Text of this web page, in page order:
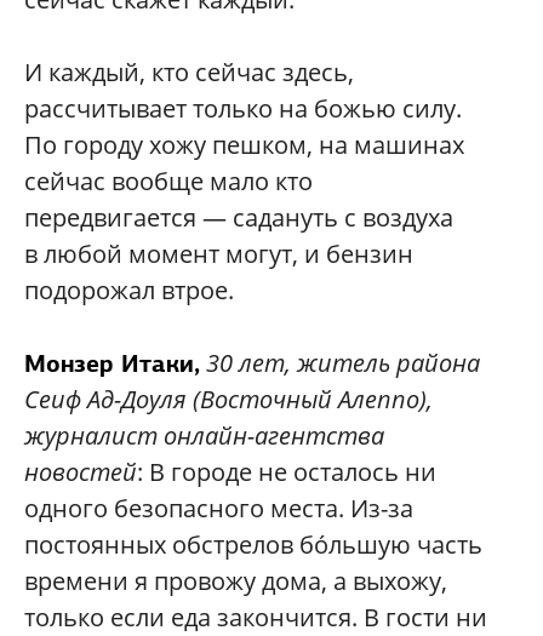
И каждый, кто сейчас здесь,
рассчитывает только на божью силу.
По городу хожу пешком, на машинах
сейчас вообще мало кто
передвигается — садануть с воздуха
в любой момент могут, и бензин
подорожал втрое.
Монзер Итаки,30 лет, житель района
Сеиф Ад-Доуля (Восточный Алеппо),
журналист онлайн-агентства
новостей: В городе не осталось ни
одного безопасного места. Из-за
постоянных обстрелов бóльшую часть
времени я провожу дома, а выхожу,
только если еда закончится. В гости ни